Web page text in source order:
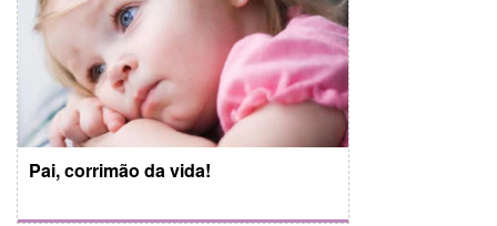
Pai, corrimão da vida!